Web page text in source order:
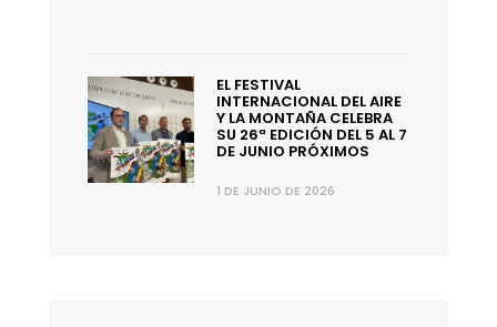
EL FESTIVAL
INTERNACIONAL DEL AIRE
Y LA MONTAÑA CELEBRA
SU 26ª EDICIÓN DEL 5 AL 7
DE JUNIO PRÓXIMOS
1 DE JUNIO DE 2026